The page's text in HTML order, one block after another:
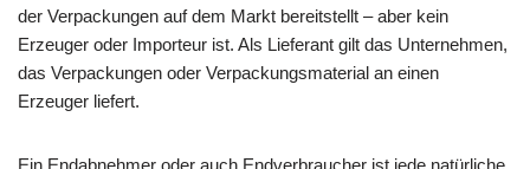
der Verpackungen auf dem Markt bereitstellt – aber kein
Erzeuger oder Importeur ist. Als Lieferant gilt das Unternehmen,
das Verpackungen oder Verpackungsmaterial an einen
Erzeuger liefert.